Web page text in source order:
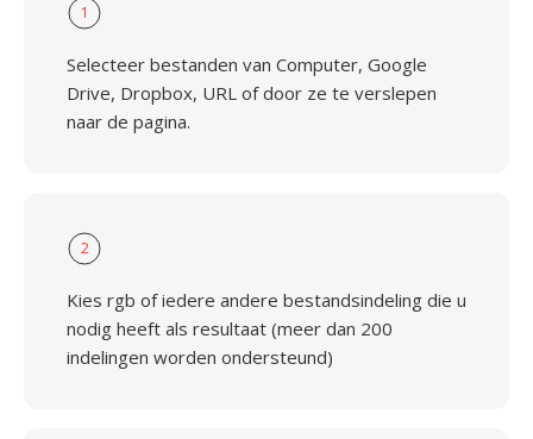
1
Selecteer bestanden van Computer, Google
Drive, Dropbox, URL of door ze te verslepen
naar de pagina.
2
Kies rgb of iedere andere bestandsindeling die u
nodig heeft als resultaat (meer dan 200
indelingen worden ondersteund)